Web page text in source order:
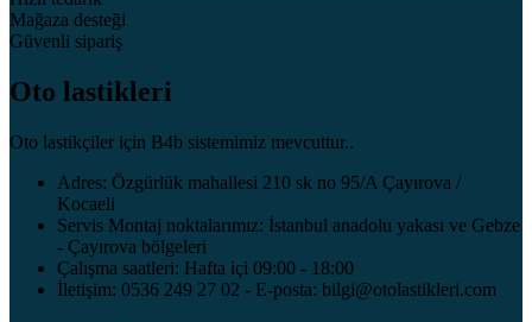
Mağaza desteği
Güvenli sipariş
Oto lastikleri
Oto lastikçiler için B4b sistemimiz mevcuttur..
Adres: Özgürlük mahallesi 210 sk no 95/A Çayırova /
Kocaeli
Servis Montaj noktalarımız: İstanbul anadolu yakası ve Gebze
- Çayırova bölgeleri
Çalışma saatleri: Hafta içi 09:00 - 18:00
İletişim: 0536 249 27 02 - E-posta: bilgi@otolastikleri.com